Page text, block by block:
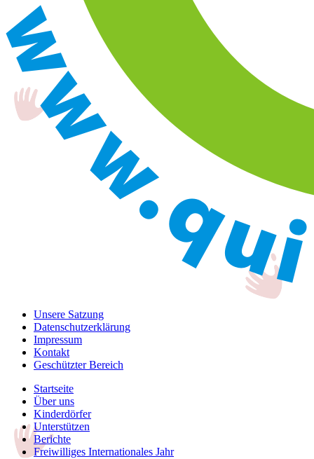
Unsere Satzung
Datenschutzerklärung
Impressum
Kontakt
Geschützter Bereich
Startseite
Über uns
Kinderdörfer
Unterstützen
Berichte
Freiwilliges Internationales Jahr